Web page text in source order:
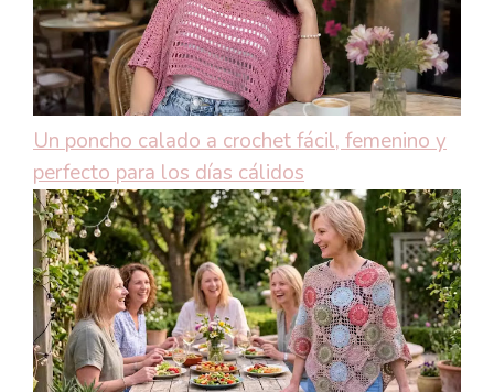
Un poncho calado a crochet fácil, femenino y
perfecto para los días cálidos